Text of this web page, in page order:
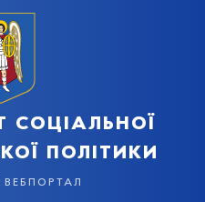
соціальної
політики